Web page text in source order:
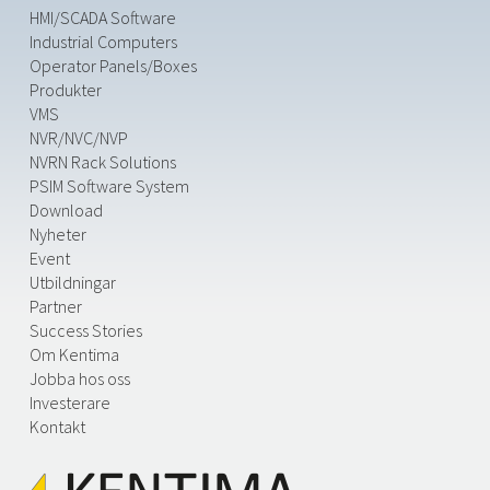
HMI/SCADA Software
Industrial Computers
Operator Panels/Boxes
Produkter
VMS
NVR/NVC/NVP
NVRN Rack Solutions
PSIM Software System
Download
Nyheter
Event
Utbildningar
Partner
Success Stories
Om Kentima
Jobba hos oss
Investerare
Kontakt